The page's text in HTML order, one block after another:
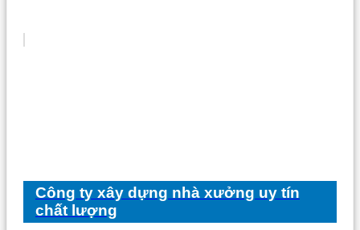
Công ty xây dựng nhà xưởng uy tín
chất lượng